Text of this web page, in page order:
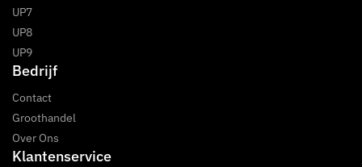
UP7
UP8
UP9
Bedrijf
Contact
Groothandel
Over Ons
Klantenservice